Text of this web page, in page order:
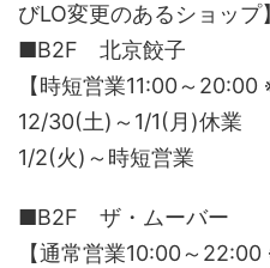
びLO変更のあるショップ】
■B2F 北京餃子
【時短営業11:00～20:00
12/30(土)～1/1(月)休業
1/2(火)～時短営業
■B2F ザ・ムーバー
【通常営業10:00～22:00